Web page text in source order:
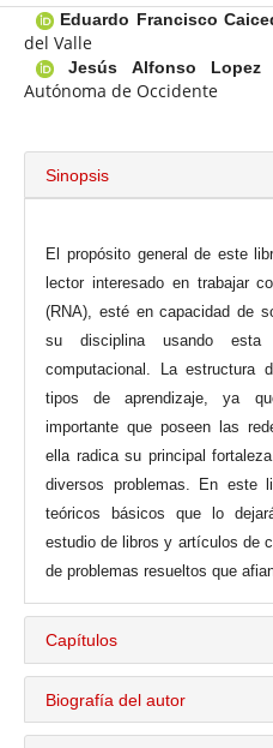
Eduardo Francisco
del Valle
Jesús Alfonso Lopez
Autónoma de Occidente
Sinopsis
El propósito general de este
lector interesado en trabajar
(RNA), esté en capacidad de
su disciplina usando
computacional. La estructura
tipos de aprendizaje, ya
importante que poseen las
ella radica su principal
diversos problemas. En este
teóricos básicos que lo
estudio de libros y artículos de
de problemas resueltos que
Capítulos
Biografía del autor